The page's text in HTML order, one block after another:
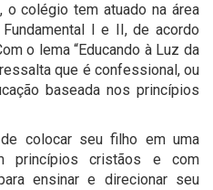
o colégio tem atuado na área
I e II, de acordo
o lema “Educando à Luz da
que é confessional, ou
baseada nos princípios
colocar seu filho em uma
princípios cristãos e com
ensinar e direcionar seu